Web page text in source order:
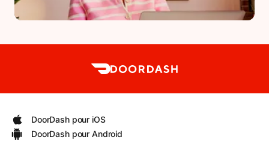
DoorDash pour iOS
DoorDash pour Android